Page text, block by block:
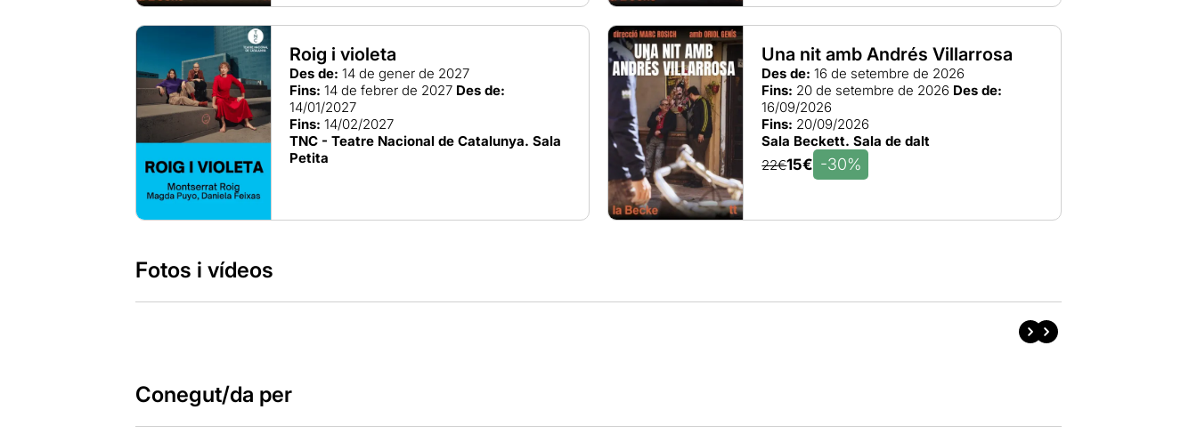
Roig i violeta
Des de: 14 de gener de 2027
Fins: 14 de febrer de 2027 Des de:
14/01/2027
Fins: 14/02/2027
TNC - Teatre Nacional de Catalunya. Sala
Petita
Una nit amb Andrés Villarrosa
Des de: 16 de setembre de 2026
Fins: 20 de setembre de 2026 Des de:
16/09/2026
Fins: 20/09/2026
Sala Beckett. Sala de dalt
22€15€ -30%
Fotos i vídeos
Conegut/da per